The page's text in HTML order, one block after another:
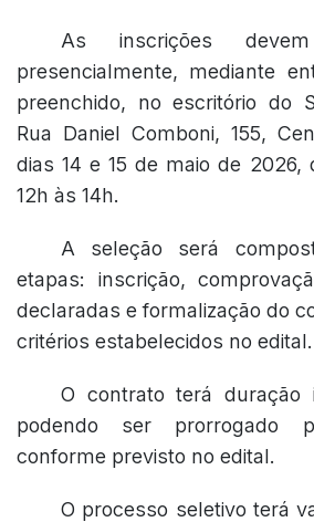
As inscrições
presencialmente, mediante
preenchido, no escritório do
Rua Daniel Comboni, 155,
dias 14 e 15 de maio de 2026,
12h às 14h.
A seleção será
etapas: inscrição,
declaradas e formalização do
critérios estabelecidos no edital.
O contrato terá duração
podendo ser prorrogado
conforme previsto no edital.
O processo seletivo terá